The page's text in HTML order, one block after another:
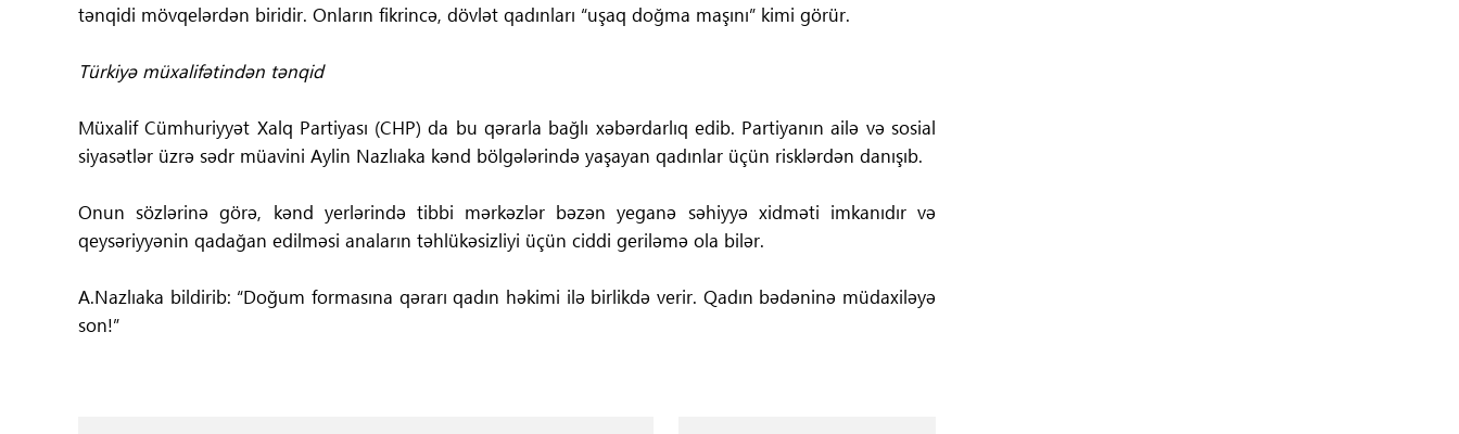
tənqidi mövqelərdən biridir. Onların fikrincə, dövlət qadınları “uşaq doğma maşını” kimi görür.
Türkiyə müxalifətindən tənqid
Müxalif Cümhuriyyət Xalq Partiyası (CHP) da bu qərarla bağlı xəbərdarlıq edib. Partiyanın ailə və sosial
siyasətlər üzrə sədr müavini Aylin Nazlıaka kənd bölgələrində yaşayan qadınlar üçün risklərdən danışıb.
Onun sözlərinə görə, kənd yerlərində tibbi mərkəzlər bəzən yeganə səhiyyə xidməti imkanıdır və
qeysəriyyənin qadağan edilməsi anaların təhlükəsizliyi üçün ciddi geriləmə ola bilər.
A.Nazlıaka bildirib: “Doğum formasına qərarı qadın həkimi ilə birlikdə verir. Qadın bədəninə müdaxiləyə
son!”